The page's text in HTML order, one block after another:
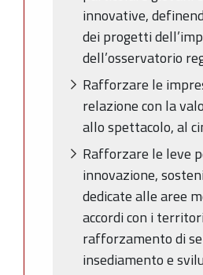
innovative,
dei progetti
dell’osservatorio
Rafforzare le
relazione con la
allo spettacolo, al
Rafforzare le leve
innovazione,
dedicate alle aree
accordi con i
rafforzamento di
insediamento e